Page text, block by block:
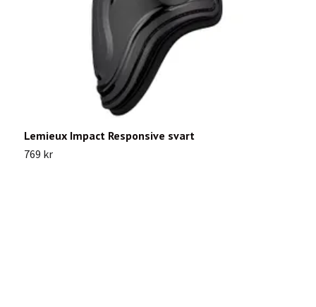
Lemieux Impact Responsive svart
769 kr